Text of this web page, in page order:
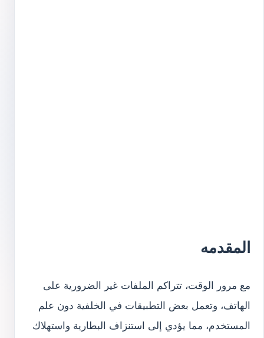
المقدمه
مع مرور الوقت، تتراكم الملفات غير الضرورية على
الهاتف، وتعمل بعض التطبيقات في الخلفية دون علم
المستخدم، مما يؤدي إلى استنزاف البطارية واستهلاك